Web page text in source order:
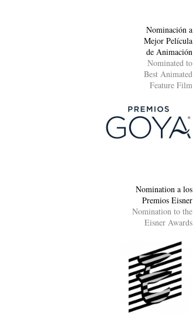
Nominación a
Mejor Película
de Animación
Nominated to
Best Animated
Feature Film
Nomination a los
Premios Eisner
Nomination to the
Eisner Awards